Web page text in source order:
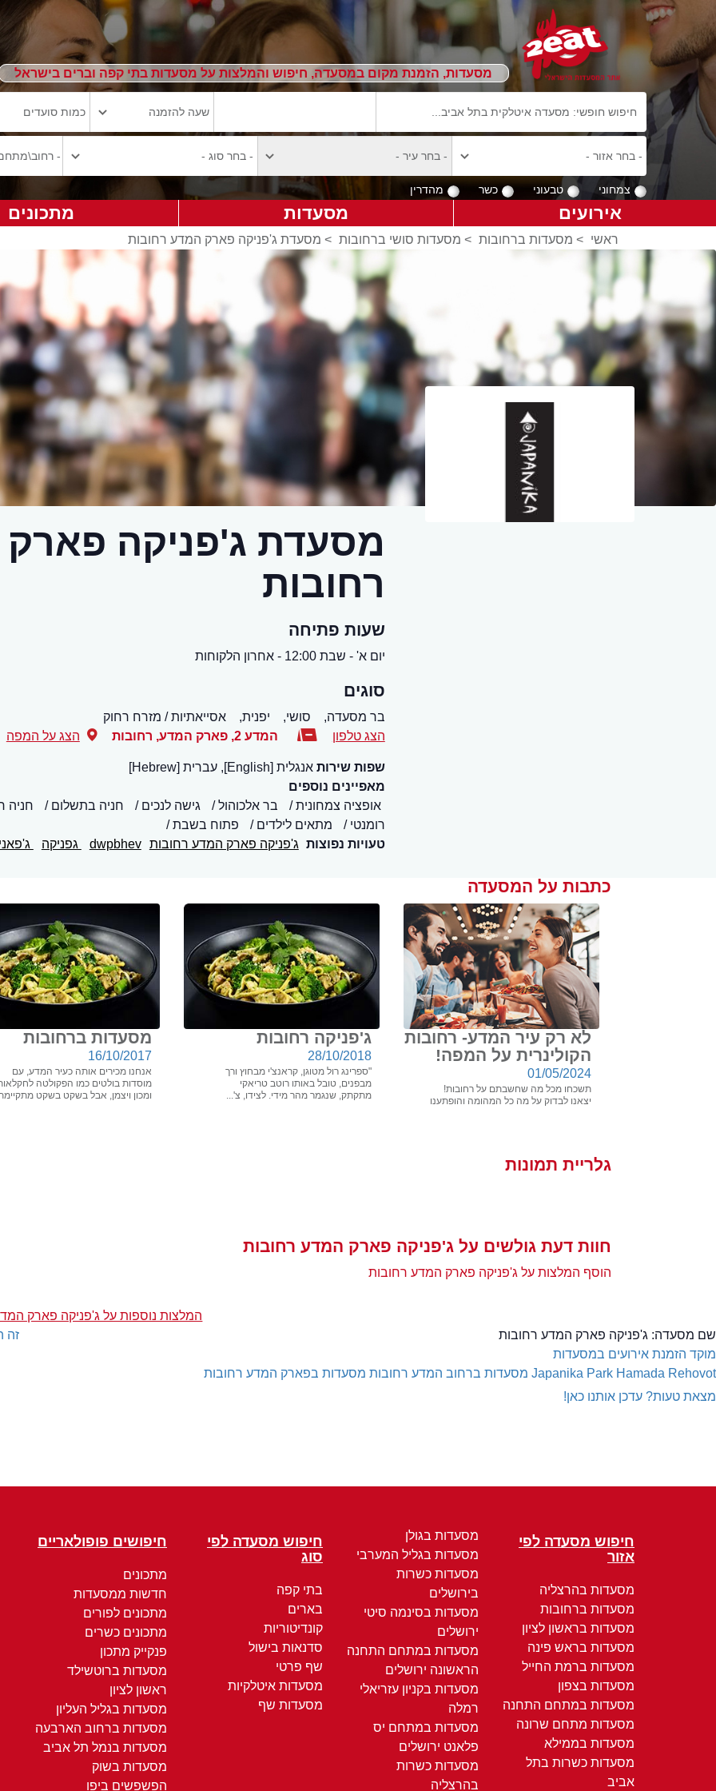
מסעדות, הזמנת מקום במסעדה, חיפוש והמלצות על מסעדות בתי קפה וברים בישראל
צמחוני טבעוני כשר מהדרין
אירועים מסעדות מתכונים
ראשי > מסעדות ברחובות > מסעדות סושי ברחובות > מסעדת ג'פניקה פארק המדע רחובות
מסעדת ג'פניקה
רחובות
שעות פתיחה
יום א' - שבת 12:00 - אחרון הלקוחות
סוגים
בר מסעדה, סושי, יפנית,
אסייאתיות / מזרח רחוק
הצג טלפון
המדע 2, פארק המדע , רחובות הצג על המפה
שפות שירות אנגלית [English], עברית [Hebrew]
מאפיינים נוספים
אופציה צמחונית
בר אלכוהול גישה לנכים חניה בתשלום
חניה
רומנטי
מתאים לילדים
פתוח בשבת
טעויות נפוצות ג'פניקה פארק המדע רחובות dwpbhev גפניקה
כתבות על המסעדה
לא רק עיר המדע- רחובות
הקולינרית על המפה!
01/05/2024
תשכחו מכל מה שחשבתם על רחובות!
יצאנו לבדוק על מה כל המהומה והופתענו
ג'פניקה רחובות
28/10/2018
"ספרינג רול מטוגן, קראנצ'י מבחוץ ורך
מבפנים, טובל באותו רוטב טריאקי
מתקתק, שנגמר מהר מידי. לצידו, צ'...
מסעדות ברחובות
16/10/2017
אנחנו מכירים אותה כעיר המדע, עם
מוסדות בולטים כמו הפקולטה
ומכון ויצמן, אבל בשקט בשקט
גלריית תמונות
חוות דעת גולשים על ג'פניקה פארק המדע רחובות
הוסף המלצות על ג'פניקה פארק המדע רחובות
המלצות נוספות על ג'פניקה פארק
זה
שם מסעדה: ג'פניקה פארק המדע רחובות
מוקד הזמנת אירועים במסעדות
Japanika Park Hamada Rehovot מסעדות ברחוב המדע רחובות מסעדות בפארק המדע רחובות
מצאת טעות? עדכן אותנו כאן!
חיפוש מסעדה לפי
אזור
מסעדות בהרצליה
מסעדות ברחובות
מסעדות בראשון לציון
מסעדות בראש פינה
מסעדות ברמת החייל
מסעדות בצפון
מסעדות במתחם התחנה
מסעדות מתחם שרונה
מסעדות בממילא
מסעדות כשרות בתל
אביב
מסעדות בגולן
מסעדות בגליל המערבי
מסעדות כשרות
בירושלים
מסעדות בסינמה סיטי
ירושלים
מסעדות במתחם התחנה
הראשונה ירושלים
מסעדות בקניון עזריאלי
רמלה
מסעדות במתחם יס
פלאנט ירושלים
מסעדות כשרות
בהרצליה
חיפוש מסעדה לפי
סוג
בתי קפה
בארים
קונדיטוריות
סדנאות בישול
שף פרטי
מסעדות איטלקיות
מסעדות שף
חיפושים פופולאריים
מתכונים
חדשות ממסעדות
מתכונים לפורים
מתכונים כשרים
פנקייק מתכון
מסעדות ברוטשילד
ראשון לציון
מסעדות בגליל העליון
מסעדות ברחוב הארבעה
מסעדות בנמל תל אביב
מסעדות בשוק
הפשפשים ביפו